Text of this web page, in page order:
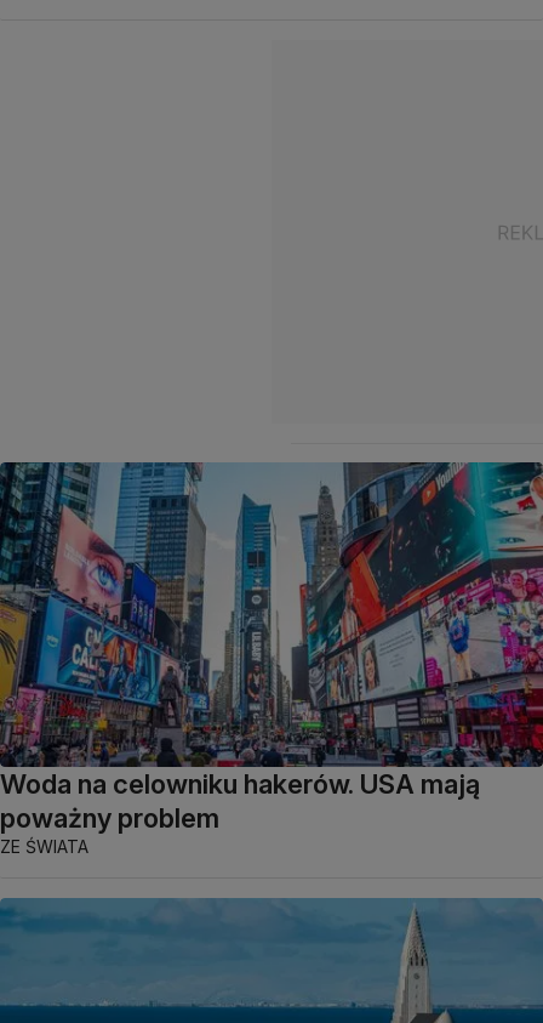
Woda na celowniku hakerów. USA mają
poważny problem
ZE ŚWIATA